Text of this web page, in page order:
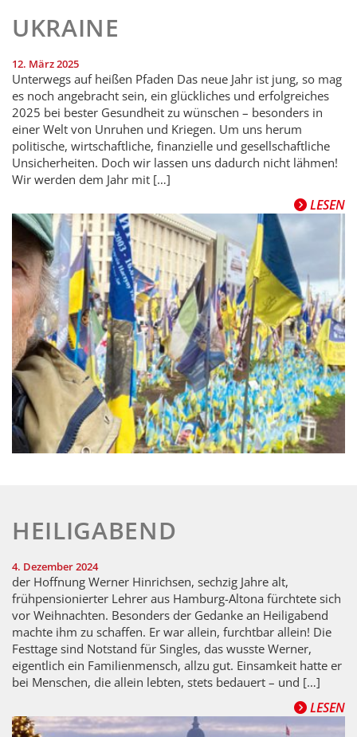
UKRAINE
12. März 2025
Unterwegs auf heißen Pfaden Das neue Jahr ist jung, so mag
es noch angebracht sein, ein glückliches und erfolgreiches
2025 bei bester Gesundheit zu wünschen – besonders in
einer Welt von Unruhen und Kriegen. Um uns herum
politische, wirtschaftliche, finanzielle und gesellschaftliche
Unsicherheiten. Doch wir lassen uns dadurch nicht lähmen!
Wir werden dem Jahr mit […]
LESEN
HEILIGABEND
4. Dezember 2024
der Hoffnung Werner Hinrichsen, sechzig Jahre alt,
frühpensionierter Lehrer aus Hamburg-Altona fürchtete sich
vor Weihnachten. Besonders der Gedanke an Heiligabend
machte ihm zu schaffen. Er war allein, furchtbar allein! Die
Festtage sind Notstand für Singles, das wusste Werner,
eigentlich ein Familienmensch, allzu gut. Einsamkeit hatte er
bei Menschen, die allein lebten, stets bedauert – und […]
LESEN